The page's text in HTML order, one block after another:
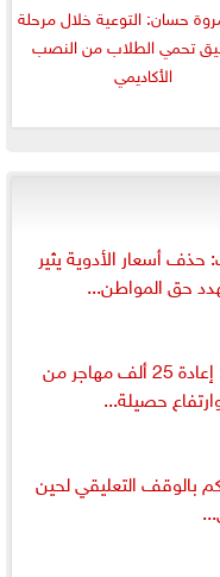
مروة حسان: التوعية خلال مرحلة
تحمي الطلاب من النصب
الأكاديمي
أسعار الأدوية يثير
حق المواطن...
”الداخلية” الإسبانية: إعادة 25 ألف مهاجر من
حصيلة...
بالوقف التعليقي لحين